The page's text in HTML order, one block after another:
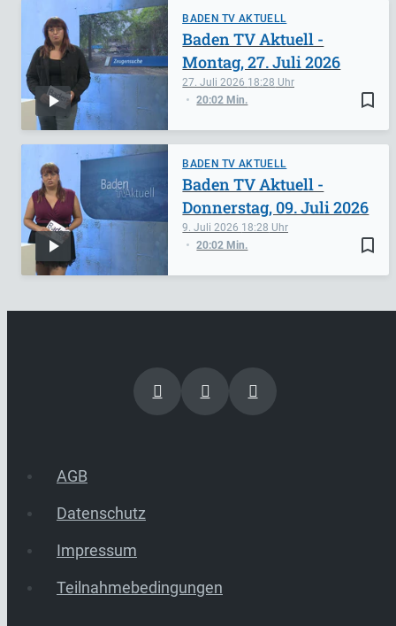
BADEN TV AKTUELL
bookmark_border
27. Juli 2026 18:28
20:02 Min.
Baden TV Aktuell -
Montag, 27. Juli 2026
BADEN TV AKTUELL
bookmark_border
9. Juli 2026 18:28
20:02 Min.
Baden TV Aktuell -
Donnerstag, 09. Juli 2026
AGB
Datenschutz
Impressum
Teilnahmebedingungen